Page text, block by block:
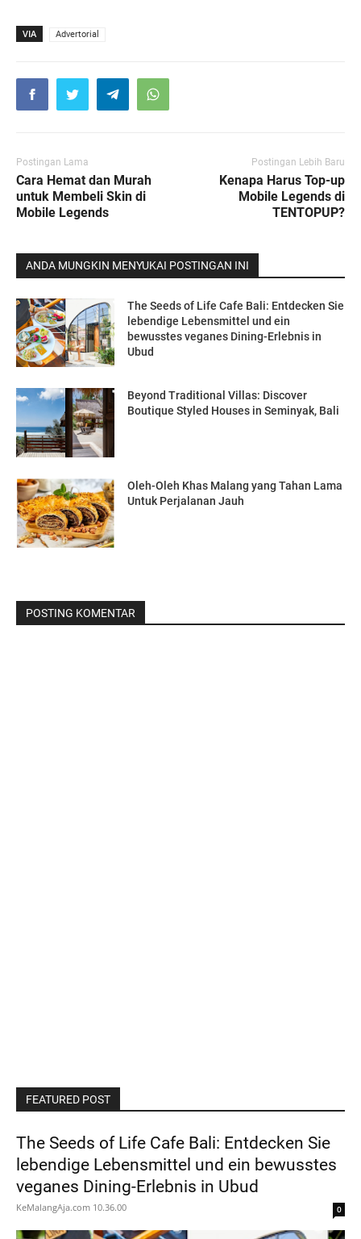
VIA Advertorial
Postingan Lama
Cara Hemat dan Murah
untuk Membeli Skin di
Mobile Legends
Postingan Lebih Baru
Kenapa Harus Top-up
Mobile Legends di
TENTOPUP?
ANDA MUNGKIN MENYUKAI POSTINGAN INI
The Seeds of Life Cafe Bali: Entdecken Sie
lebendige Lebensmittel und ein
bewusstes veganes Dining-Erlebnis in
Ubud
Beyond Traditional Villas: Discover
Boutique Styled Houses in Seminyak, Bali
Oleh-Oleh Khas Malang yang Tahan Lama
Untuk Perjalanan Jauh
POSTING KOMENTAR
FEATURED POST
The Seeds of Life Cafe Bali: Entdecken Sie
lebendige Lebensmittel und ein bewusstes
veganes Dining-Erlebnis in Ubud
KeMalangAja.com 10.36.00 0